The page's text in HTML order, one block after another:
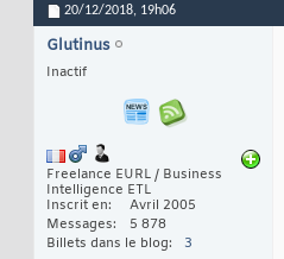
20/12/2018, 19h06
Glutinus
Inactif
Freelance EURL / Business
Intelligence ETL
Inscrit en
Avril 2005
Messages
5 878
Billets dans le blog
3